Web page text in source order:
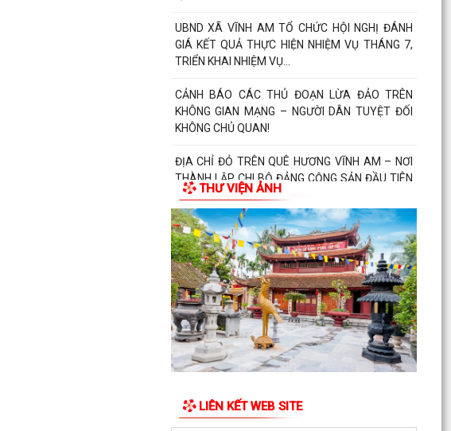
UBND XÃ VĨNH AM TỔ CHỨC HỘI NGHỊ ĐÁNH
GIÁ KẾT QUẢ THỰC HIỆN NHIỆM VỤ THÁNG 7,
TRIỂN KHAI NHIỆM VỤ...
CẢNH BÁO CÁC THỦ ĐOẠN LỪA ĐẢO TRÊN
KHÔNG GIAN MẠNG – NGƯỜI DÂN TUYỆT ĐỐI
KHÔNG CHỦ QUAN!
ĐỊA CHỈ ĐỎ TRÊN QUÊ HƯƠNG VĨNH AM – NƠI
THÀNH LẬP CHI BỘ ĐẢNG CỘNG SẢN ĐẦU TIÊN
CỦA HUYỆN VĨNH BẢO.
THƯ CẢM ƠN Về việc ủng hộ Quỹ "Đền ơn đáp
nghĩa" năm 2026
THƯ VIỆN ẢNH
LIÊN KẾT WEB SITE